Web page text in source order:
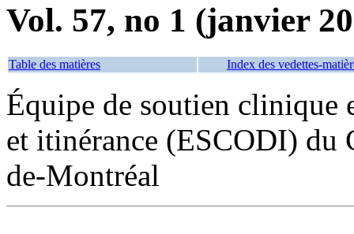
Vol. 57, no 1 (janvier
Table des matières Index des vedettes-
Équipe de soutien clinique
et itinérance (ESCODI) du
de-Montréal